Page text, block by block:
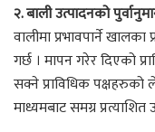
२. बाली उत्पादनको
वालीमा प्रभावपार्ने
गर्छ । मापन गरेर दिएको
सक्ने प्राविधिक पक्षहरुको
माध्यमबाट समग्र प्रत्याशित